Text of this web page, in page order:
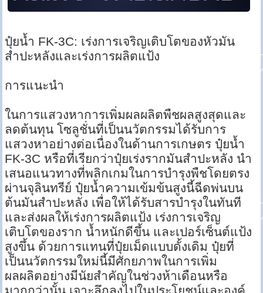
ปุ๋ยน้ำ FK-3C: เร่งการเจริญเติบโตของหัวมัน
สำปะหลังและเร่งการผลิตแป้ง
การแนะนำ
ในการแสวงหาการเพิ่มผลผลิตพืชผลสูงสุดและ
ลดต้นทุน โซลูชั่นที่เป็นนวัตกรรมได้รับการ
แสวงหาอย่างต่อเนื่องในด้านการเกษตร ปุ๋ยน้ำ
FK-3C หรือที่เรียกว่าปุ๋ยเร่งรากมันสำปะหลัง นำ
เสนอแนวทางที่พลิกเกมในการบำรุงพืชโดยตรง
ผ่านจุลินทรีย์ ปุ๋ยน้ำความเข้มข้นสูงนี้ฉีดพ่นบน
ต้นมันสำปะหลัง เพื่อให้ได้รับสารบำรุงในทันที
และส่งผลให้เร่งการผลิตแป้ง เร่งการเจริญ
เติบโตของราก น้ำหนักดีขึ้น และเปอร์เซ็นต์แป้ง
สูงขึ้น ด้วยการแทนที่ปุ๋ยเม็ดแบบดั้งเดิม ปุ๋ยที่
เป็นนวัตกรรมใหม่นี้มีศักยภาพในการเพิ่ม
ผลผลิตอย่างมีนัยสำคัญในช่วงห้าเดือนหรือ